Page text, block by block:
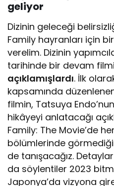
geliyor
Dizinin geleceği
Family hayranları için
verelim. Dizinin
tarihinde bir devam filmi
açıklamışlardı. İlk
kapsamında
filmin, Tatsuya
hikâyeyi anlatacağı
Family: The Movie’de
bölümlerinde
de tanışacağız.
da söylentiler 2023
Japonya’da vizyona